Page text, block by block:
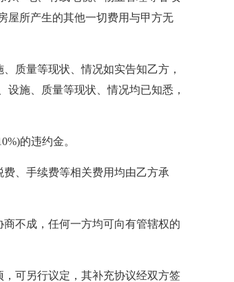
屋所产生的其他一切费用与甲方无
质量等现状、情况如实告知乙方，
施、质量等现状、情况均已知悉，
的违约金。
、手续费等相关费用均由乙方承
不成，任何一方均可向有管辖权的
可另行议定，其补充协议经双方签